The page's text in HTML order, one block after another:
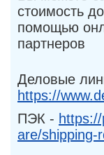
стоимость
помощью
партнеров
Деловые
https://
ПЭК -
are/shipping-